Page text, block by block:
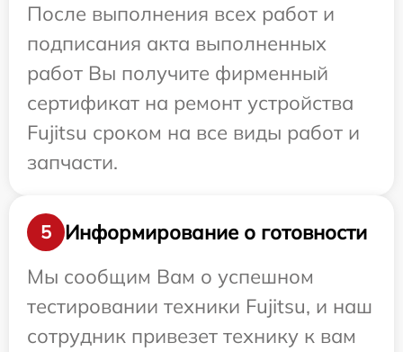
После выполнения всех работ и
подписания акта выполненных
работ Вы получите фирменный
сертификат на ремонт устройства
Fujitsu сроком на все виды работ и
запчасти.
5
Информирование о готовности
Мы сообщим Вам о успешном
тестировании техники Fujitsu, и наш
сотрудник привезет технику к вам